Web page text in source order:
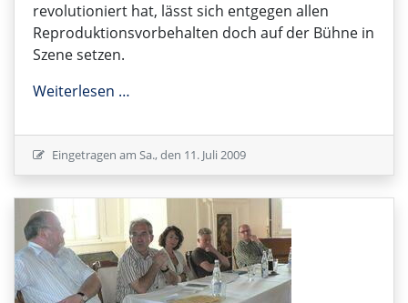
revolutioniert hat, lässt sich entgegen allen
Reproduktionsvorbehalten doch auf der Bühne in
Szene setzen.
Weiterlesen …
Eingetragen am Sa., den 11. Juli 2009